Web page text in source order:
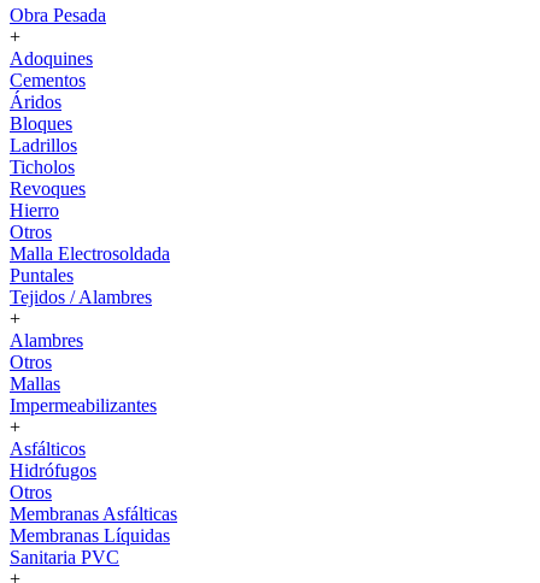
Obra Pesada
+
Adoquines
Cementos
Áridos
Bloques
Ladrillos
Ticholos
Revoques
Hierro
Otros
Malla Electrosoldada
Puntales
Tejidos / Alambres
+
Alambres
Otros
Mallas
Impermeabilizantes
+
Asfálticos
Hidrófugos
Otros
Membranas Asfálticas
Membranas Líquidas
Sanitaria PVC
+